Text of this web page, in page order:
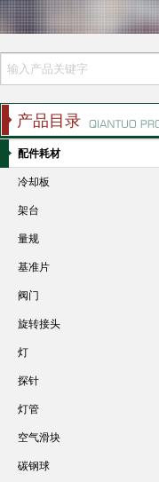
产品目录
配件耗材
冷却板
架台
量规
基准片
阀门
旋转接头
灯
探针
灯管
空气滑块
碳钢球